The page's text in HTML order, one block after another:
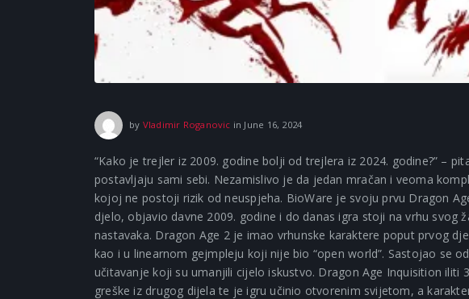
by Vladimir Roganovic in June 16, 2024
“Kako je trejler iz 2009. godine bolji od trejlera iz 2024. godine?” –
postavljaju sami sebi. Nezamislivo je da jedan mračan i veoma
kojoj ne postoji rizik od neuspjeha. BioWare je svoju prvu Dragon
djelo, objavio davne 2009. godine i do danas igra stoji na vrhu svog
nastavaka. Dragon Age 2 je imao vrhunske karaktere poput prvog
kao i u linearnom gejmpleju koji nije bio “open world”. Sastojao se
učitavanje koji su umanjili cijelo iskustvo. Dragon Age Inquisition iliti
greške iz drugog dijela te je igru učinio otvorenim svijetom, a